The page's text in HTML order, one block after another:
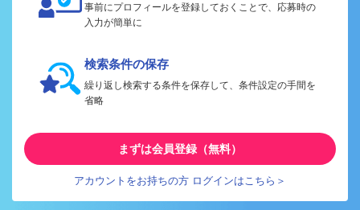
事前にプロフィールを登録しておくことで、応募時の
入力が簡単に
検索条件の保存
繰り返し検索する条件を保存して、条件設定の手間を
省略
まずは会員登録（無料）
アカウントをお持ちの方 ログインはこちら＞